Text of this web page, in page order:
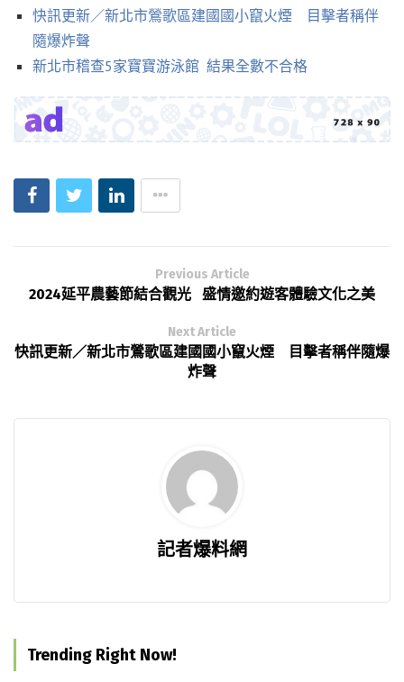
快訊更新／新北市鶯歌區建國國小竄火煙 目擊者稱伴
隨爆炸聲
新北市稽查5家寶寶游泳館 結果全數不合格
Previous Article
2024延平農藝節結合觀光 盛情邀約遊客體驗文化之美
Next Article
快訊更新／新北市鶯歌區建國國小竄火煙 目擊者稱伴隨爆
炸聲
記者爆料網
Trending Right Now!